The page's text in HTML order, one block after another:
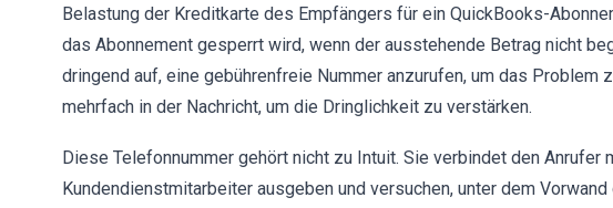
Belastung der Kreditkarte des Empfängers für ein QuickBooks-
das Abonnement gesperrt wird, wenn der ausstehende Betrag nicht
dringend auf, eine gebührenfreie Nummer anzurufen, um das
mehrfach in der Nachricht, um die Dringlichkeit zu verstärken.
Diese Telefonnummer gehört nicht zu Intuit. Sie verbindet den Anrufer
Kundendienstmitarbeiter ausgeben und versuchen, unter dem